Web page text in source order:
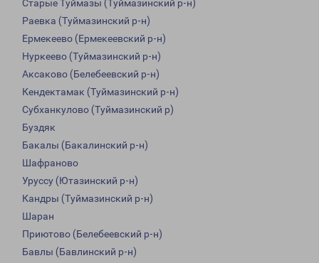
Старые Туймазы (Туймазинский р-н)
Раевка (Туймазинский р-н)
Ермекеево (Ермекеевский р-н)
Нуркеево (Туймазинский р-н)
Аксаково (Белебеевский р-н)
Кендектамак (Туймазинский р-н)
Субханкулово (Туймазинский р)
Буздяк
Бакалы (Бакалинский р-н)
Шафраново
Уруссу (Ютазинский р-н)
Кандры (Туймазинский р-н)
Шаран
Приютово (Белебеевский р-н)
Бавлы (Бавлинский р-н)